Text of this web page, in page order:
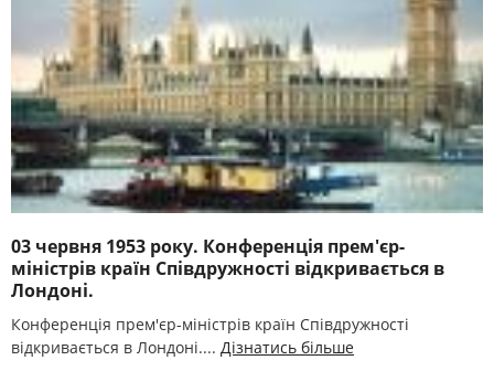
03 червня 1953 року. Конференція прем'єр-
міністрів країн Співдружності відкривається в
Лондоні.
Конференція прем'єр-міністрів країн Співдружності
відкривається в Лондоні.... Дізнатись більше